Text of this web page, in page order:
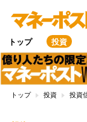
トップ 投資
トップ 投資 投資